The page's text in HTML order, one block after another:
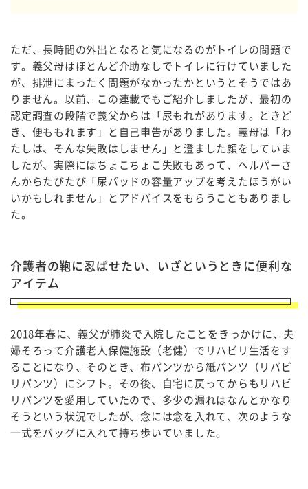
ただ、長時間の外出となると気になるのがトイレの問題で
す。義父母はほとんど介助なしでトイレに行けていました
が、排泄にまったく問題がなかったかというとそうではあ
りません。以前、この連載でもご紹介しましたが、最初の
認定調査の段階で義父からは「尿もれがあります。ときど
き、便ももれます」と自己申告がありました。義母は「わ
たしは、そんな失敗はしません」と澄ました顔をしていま
したが、実際にはちょこちょこ失敗もあって、ヘルパーさ
んからたびたび「尿パッドの容量アップを考えたほうがい
いかもしれません」とアドバイスをもらうこともありまし
た。
介護者の鞄に忍ばせたい、いざというときに便利な
アイテム
2018年春に、義父が肺炎で入院したことをきっかけに、夫
婦そろって介護老人保健施設（老健）でリハビリ生活をす
ることになり、そのとき、布パンツから紙パンツ（リバビ
リパンツ）にシフト。その後、自宅に戻ってからもリハビ
リパンツを愛用していたので、多少の漏れはなんとかなり
そうという状況でしたが、念には念を入れて、次のような
一式をバッグに入れて持ち歩いていました。